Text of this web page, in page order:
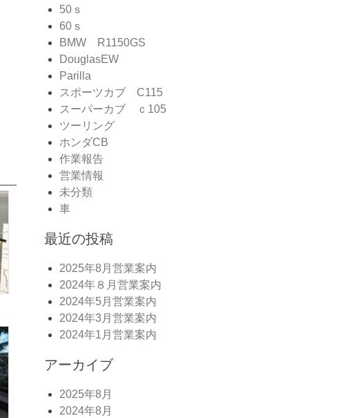
50ｓ
60ｓ
BMW R1150GS
DouglasEW
Parilla
スポーツカブ C115
スーパーカブ ｃ105
ツーリング
ホンダCB
作業報告
営業情報
未分類
車
最近の投稿
2025年8月営業案内
2024年８月営業案内
2024年5月営業案内
2024年3月営業案内
2024年1月営業案内
アーカイブ
2025年8月
2024年8月